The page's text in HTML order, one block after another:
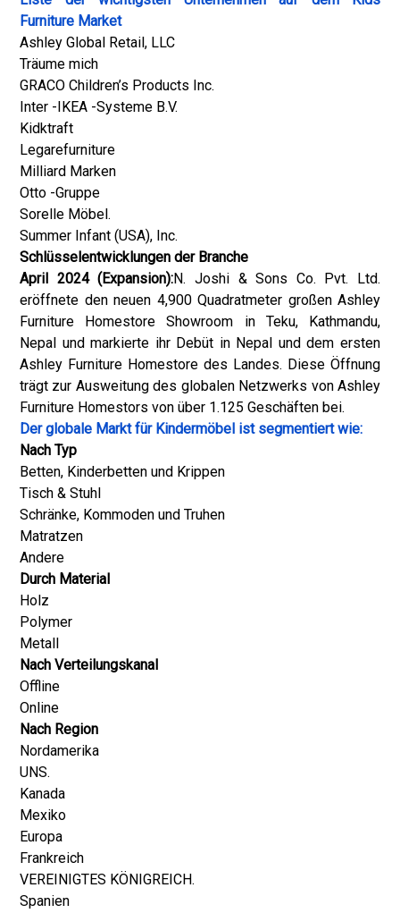
Furniture Market
Ashley Global Retail, LLC
Träume mich
GRACO Children’s Products Inc.
Inter -IKEA -Systeme B.V.
Kidktraft
Legarefurniture
Milliard Marken
Otto -Gruppe
Sorelle Möbel.
Summer Infant (USA), Inc.
Schlüsselentwicklungen der Branche
April 2024 (Expansion):N. Joshi & Sons Co. Pvt. Ltd.
eröffnete den neuen 4,900 Quadratmeter großen Ashley
Furniture Homestore Showroom in Teku, Kathmandu,
Nepal und markierte ihr Debüt in Nepal und dem ersten
Ashley Furniture Homestore des Landes. Diese Öffnung
trägt zur Ausweitung des globalen Netzwerks von Ashley
Furniture Homestors von über 1.125 Geschäften bei.
Der globale Markt für Kindermöbel ist segmentiert wie:
Nach Typ
Betten, Kinderbetten und Krippen
Tisch & Stuhl
Schränke, Kommoden und Truhen
Matratzen
Andere
Durch Material
Holz
Polymer
Metall
Nach Verteilungskanal
Offline
Online
Nach Region
Nordamerika
UNS.
Kanada
Mexiko
Europa
Frankreich
VEREINIGTES KÖNIGREICH.
Spanien